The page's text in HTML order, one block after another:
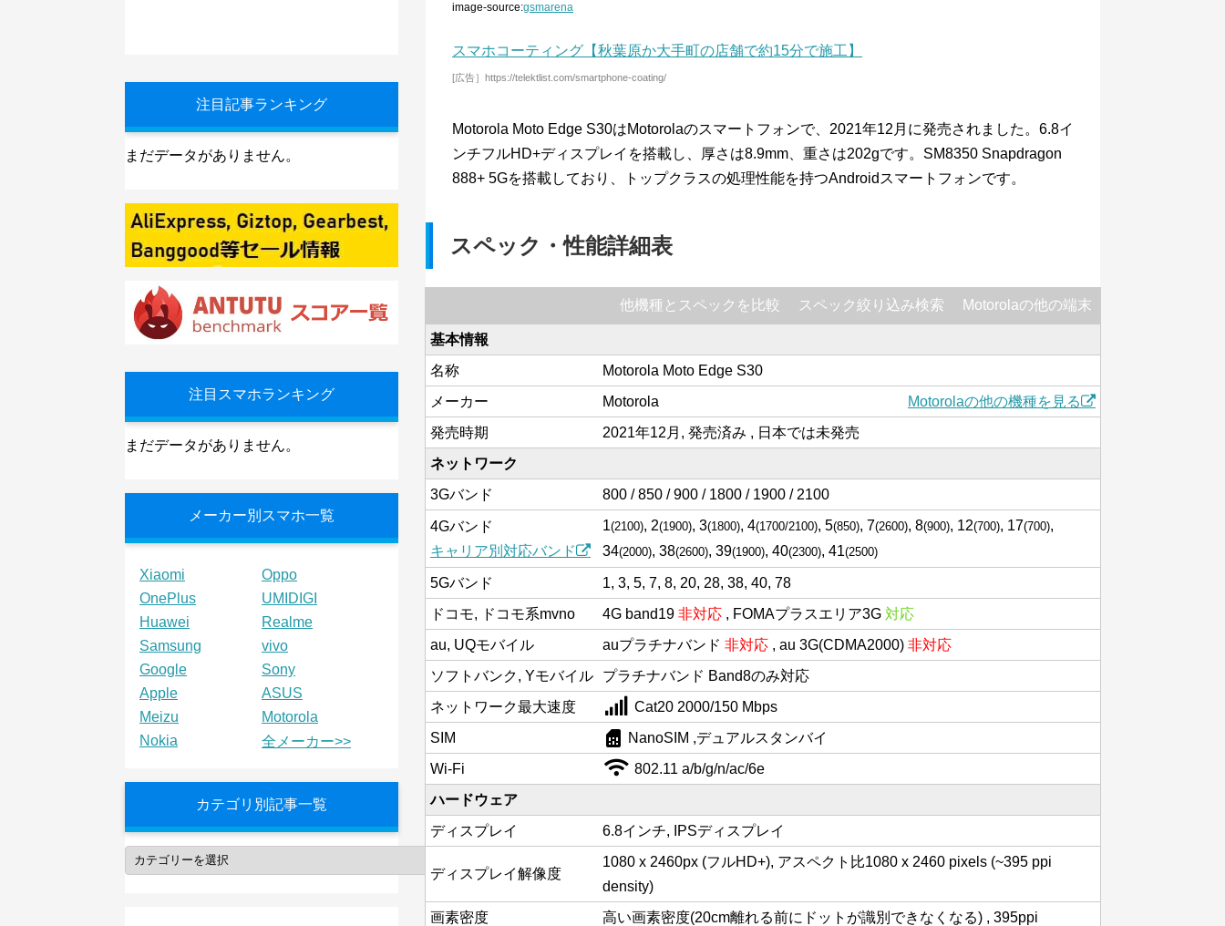
image-source:gsmarena
スマホコーティング【秋葉原か大手町の店舗で約15分で施工】
[広告］https://telektlist.com/smartphone-coating/
Motorola Moto Edge S30はMotorolaのスマートフォンで、2021年12月に発売されました。6.8イ
ンチフルHD+ディスプレイを搭載し、厚さは8.9mm、重さは202gです。SM8350 Snapdragon
888+ 5Gを搭載しており、トップクラスの処理性能を持つAndroidスマートフォンです。
スペック・性能詳細表
Motorolaの他の端末
スペック絞り込み検索
他機種とスペックを比較
基本情報
名称
Motorola Moto Edge S30
メーカー
Motorola
Motorolaの他の機種を見る
発売時期
2021年12月, 発売済み , 日本では未発売
ネットワーク
3Gバンド
800 / 850 / 900 / 1800 / 1900 / 2100
4Gバンド
キャリア別対応バンド
1(2100), 2(1900), 3(1800), 4(1700/2100), 5(850), 7(2600), 8(900), 12(700), 17(700),
34(2000), 38(2600), 39(1900), 40(2300), 41(2500)
5Gバンド
1, 3, 5, 7, 8, 20, 28, 38, 40, 78
ドコモ, ドコモ系mvno
4G band19 非対応 , FOMAプラスエリア3G 対応
au, UQモバイル
auプラチナバンド 非対応 , au 3G(CDMA2000) 非対応
ソフトバンク, Yモバイル
プラチナバンド Band8のみ対応
ネットワーク最大速度
Cat20 2000/150 Mbps
SIM
sim_card NanoSIM ,デュアルスタンバイ
Wi-Fi
802.11 a/b/g/n/ac/6e
ハードウェア
ディスプレイ
6.8インチ, IPSディスプレイ
ディスプレイ解像度
1080 x 2460px (フルHD+), アスペクト比1080 x 2460 pixels (~395 ppi
density)
画素密度
高い画素密度(20cm離れる前にドットが識別できなくなる) , 395ppi
注目記事ランキング
まだデータがありません。
注目スマホランキング
まだデータがありません。
メーカー別スマホ一覧
Xiaomi
Oppo
OnePlus
UMIDIGI
Huawei
Realme
Samsung
vivo
Google
Sony
Apple
ASUS
Meizu
Motorola
Nokia
全メーカー>>
カテゴリ別記事一覧